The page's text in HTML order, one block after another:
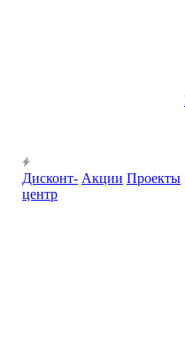
Дисконт-
центр
Акции Проекты